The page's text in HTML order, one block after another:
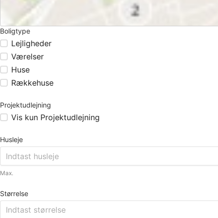
Boligtype
Lejligheder
Værelser
Huse
Rækkehuse
Projektudlejning
Vis kun Projektudlejning
Husleje
Max.
Størrelse